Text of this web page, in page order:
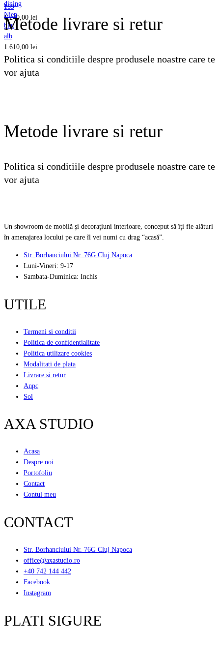
159
1.240,00 lei
dining
Nien
blat
alb
1.610,00 lei
Metode livrare si retur
Politica si conditiile despre produsele noastre care te
vor ajuta
Metode livrare si retur
Politica si conditiile despre produsele noastre care te
vor ajuta
Un showroom de mobilă și decorațiuni interioare, conceput să îți fie alături
în amenajarea locului pe care îl vei numi cu drag “acasă”.
Str. Borhanciului Nr. 76G Cluj Napoca
Luni-Vineri: 9-17
Sambata-Duminica: Inchis
UTILE
Termeni si conditii
Politica de confidentialitate
Politica utilizare cookies
Modalitati de plata
Livrare si retur
Anpc
Sol
AXA STUDIO
Acasa
Despre noi
Portofoliu
Contact
Contul meu
CONTACT
Str. Borhanciului Nr. 76G Cluj Napoca
office@axastudio.ro
+40 742 144 442
Facebook
Instagram
PLATI SIGURE